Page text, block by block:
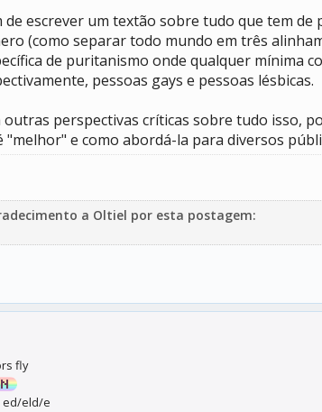
escrever um textão sobre tudo que tem de
(como separar todo mundo em três
de puritanismo onde qualquer mínima
pessoas gays e pessoas lésbicas.
perspectivas críticas sobre tudo isso,
"melhor" e como abordá-la para diversos
a Oltiel por esta postagem:
fly
ed/eld/e